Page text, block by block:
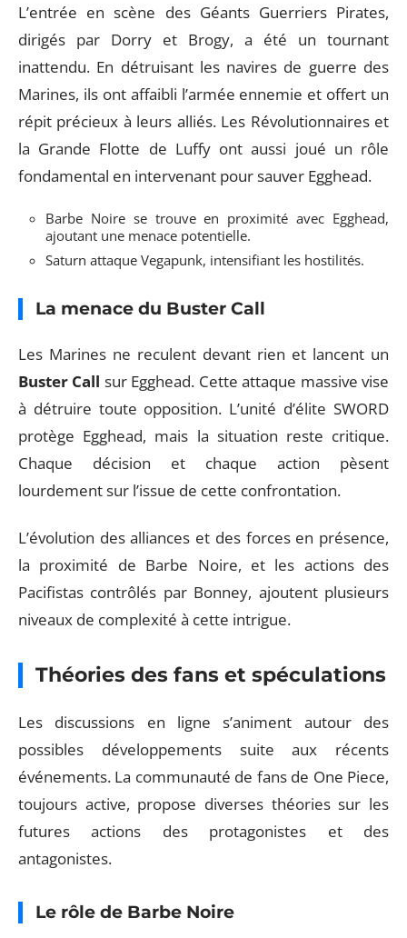
L’entrée en scène des Géants Guerriers Pirates,
dirigés par Dorry et Brogy, a été un tournant
inattendu. En détruisant les navires de guerre des
Marines, ils ont affaibli l’armée ennemie et offert un
répit précieux à leurs alliés. Les Révolutionnaires et
la Grande Flotte de Luffy ont aussi joué un rôle
fondamental en intervenant pour sauver Egghead.
Barbe Noire se trouve en proximité avec Egghead,
ajoutant une menace potentielle.
Saturn attaque Vegapunk, intensifiant les hostilités.
La menace du Buster Call
Les Marines ne reculent devant rien et lancent un
Buster Call sur Egghead. Cette attaque massive vise
à détruire toute opposition. L’unité d’élite SWORD
protège Egghead, mais la situation reste critique.
Chaque décision et chaque action pèsent
lourdement sur l’issue de cette confrontation.
L’évolution des alliances et des forces en présence,
la proximité de Barbe Noire, et les actions des
Pacifistas contrôlés par Bonney, ajoutent plusieurs
niveaux de complexité à cette intrigue.
Théories des fans et spéculations
Les discussions en ligne s’animent autour des
possibles développements suite aux récents
événements. La communauté de fans de One Piece,
toujours active, propose diverses théories sur les
futures actions des protagonistes et des
antagonistes.
Le rôle de Barbe Noire